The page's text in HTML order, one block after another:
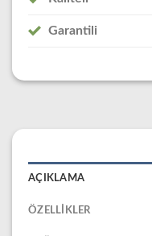
Garantili
AÇIKLAMA
ÖZELLIKLER